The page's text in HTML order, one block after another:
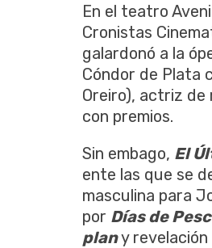
En el teatro
Cronistas
galardonó a la
Cóndor de Plata
Oreiro), actriz de
con premios.
Sin embago, El
ente las que se
masculina para
por Días de
plany